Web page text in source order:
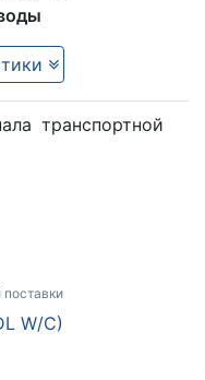
транспортной
W/C)